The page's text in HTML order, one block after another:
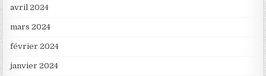
avril 2024
mars 2024
février 2024
janvier 2024